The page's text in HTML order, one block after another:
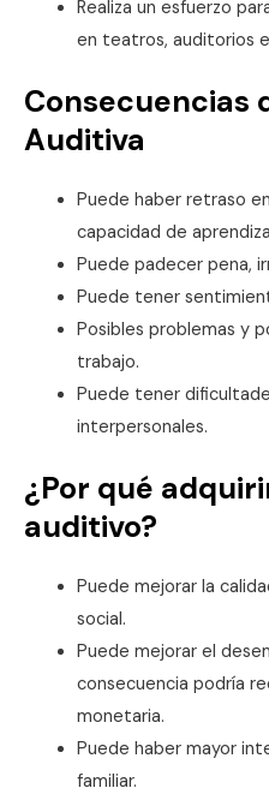
Realiza un esfuerzo
en teatros, auditorios
Consecuencias
Auditiva
Puede haber retraso
capacidad de
Puede padecer pena,
Puede tener
Posibles problemas y
trabajo.
Puede tener
interpersonales.
¿Por qué
auditivo?
Puede mejorar la
social.
Puede mejorar el
consecuencia podría
monetaria.
Puede haber mayor
familiar.